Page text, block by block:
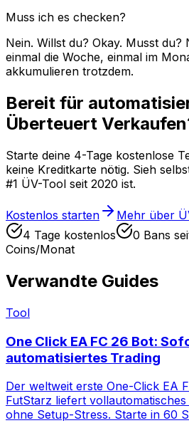
Muss ich es checken?
Nein. Willst du? Okay. Musst du?
einmal die Woche, einmal im
akkumulieren trotzdem.
Bereit für
Überteuert
Starte deine 4-Tage kostenlose
keine Kreditkarte nötig. Sieh
#1 ÜV-Tool seit 2020 ist.
Kostenlos starten
Mehr über
4 Tage kostenlos
0 Bans
Coins/Monat
Verwandte Guides
Tool
One Click EA FC 26 Bot:
automatisiertes Trading
Der weltweit erste One-Click EA
FutStarz liefert
ohne Setup-Stress. Starte in 60